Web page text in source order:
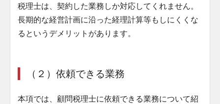
税理士は、契約した業務しか対応してくれません。
長期的な経営計画に沿った経理計算等もしにくくな
るというデメリットがあります。
（２）依頼できる業務
本項では、顧問税理士に依頼できる業務について紹